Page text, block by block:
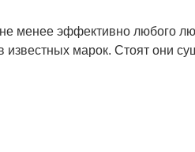
менее эффективно любого
известных марок. Стоят они